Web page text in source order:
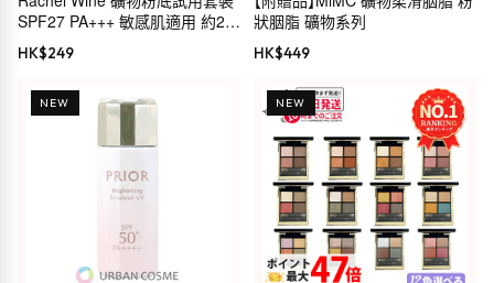
SPF27 PA+++ 敏感肌適用 約2週
用量
HK$249
狀胭脂 礦物系列
HK$449
NEW NEW